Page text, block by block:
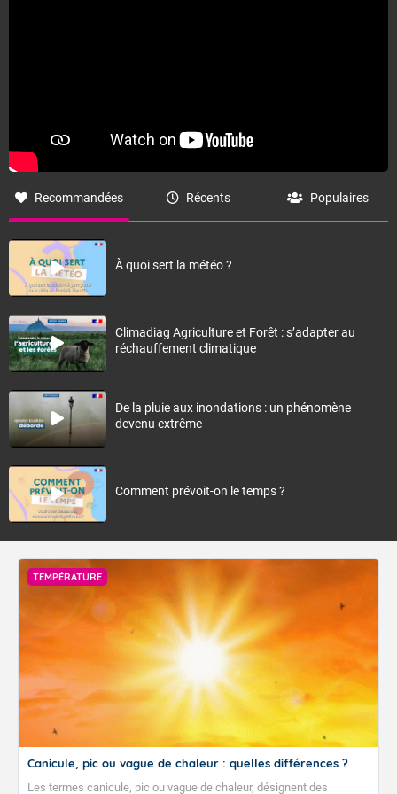
Recommandées Récents Populaires
À quoi sert la météo ?
Climadiag Agriculture et Forêt : s’adapter au
réchauffement climatique
De la pluie aux inondations : un phénomène
devenu extrême
Comment prévoit-on le temps ?
TEMPÉRATURE
Canicule, pic ou vague de chaleur : quelles différences ?
Les termes canicule, pic ou vague de chaleur, désignent des